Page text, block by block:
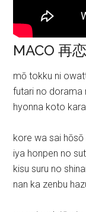
MACO 再
mō tokku ni
futari no
hyonna koto
kore wa sai hōsō
iya honpen no
kisu suru no
nan ka zenbu